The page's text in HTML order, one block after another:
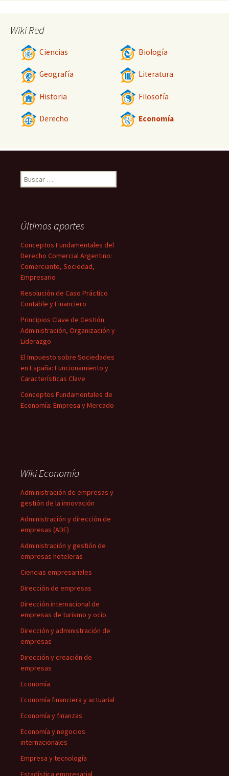
Wiki Red
Ciencias Biología
Geografía Literatura
Historia Filosofía
Derecho Economía
Buscar:
Últimos aportes
Conceptos Fundamentales del
Derecho Comercial Argentino:
Comerciante, Sociedad,
Empresario
Resolución de Caso Práctico
Contable y Financiero
Principios Clave de Gestión:
Administración, Organización y
Liderazgo
El Impuesto sobre Sociedades
en España: Funcionamiento y
Características Clave
Conceptos Fundamentales de
Economía: Empresa y Mercado
Wiki Economía
Administración de empresas y
gestión de la innovación
Administración y dirección de
empresas (ADE)
Administración y gestión de
empresas hoteleras
Ciencias empresariales
Dirección de empresas
Dirección internacional de
empresas de turismo y ocio
Dirección y administración de
empresas
Dirección y creación de
empresas
Economía
Economía financiera y actuarial
Economía y finanzas
Economía y negocios
internacionales
Empresa y tecnología
Estadística empresarial